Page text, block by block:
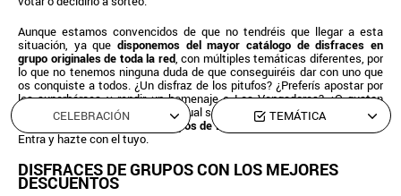
CELEBRACIÓN TEMÁTICA
Aunque estamos convencidos de que no tendréis que llegar a esta
situación, ya que disponemos del mayor catálogo de disfraces en
grupo originales de toda la red, con múltiples temáticas diferentes, por
lo que no tenemos ninguna duda de que conseguiréis dar con uno que
os conquiste a todos. ¿Un disfraz de los pitufos? ¿Preferís apostar por
los superhéroes y rendir un homenaje a Los Vengadores? ¿O gustan
más las Princesas Disney? Sea cual sea la idea que hayáis pensado, en
la tienda de disfraces para grupos de Disfrazzes la hacemos realidad
Entra y hazte con el tuyo.
DISFRACES DE GRUPOS CON LOS MEJORES
DESCUENTOS